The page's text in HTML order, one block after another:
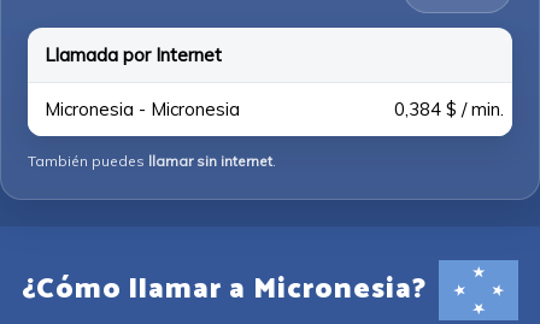
Llamada por Internet
Micronesia - Micronesia 0,384 $ / min.
También puedes llamar sin internet.
¿Cómo llamar a Micronesia?